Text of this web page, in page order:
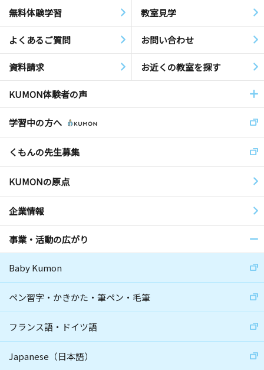
無料体験学習 教室見学
よくあるご質問 お問い合わせ
資料請求 お近くの教室を探す
KUMON体験者の声
学習中の方へ
くもんの先生募集
KUMONの原点
企業情報
事業・活動の広がり
Baby Kumon
ペン習字・かきかた・筆ペン・毛筆
フランス語・ドイツ語
Japanese（日本語）